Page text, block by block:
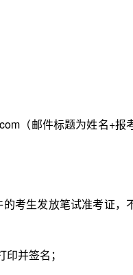
（邮件标题为姓名+报
考生发放笔试准考证，
并签名；